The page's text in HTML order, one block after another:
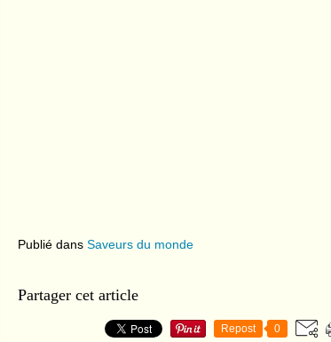
Publié dans Saveurs du monde
Partager cet article
Repost 0